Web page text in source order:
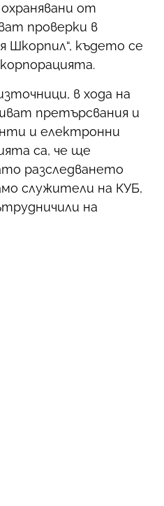
от
проверки в
Шкорпил“, където се
в хода на
претърсвания и
и електронни
са, че ще
разследването
служители на КУБ,
на